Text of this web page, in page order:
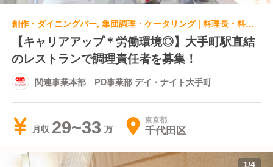
創作・ダイニングバー, 集団調理・ケータリング | 料理長・料理長候補 | 関連事業本部 PD事業部 デイ・ナイト大手町
【キャリアアップ＊労働環境◎】大手町駅直結
のレストランで調理責任者を募集！
関連事業本部 PD事業部 デイ・ナイト大手町
月収 29~33 東京都
千代田区
1/4